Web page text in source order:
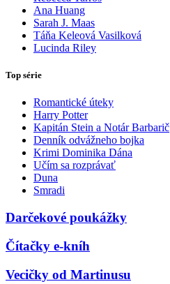
Ana Huang
Sarah J. Maas
Táňa Keleová Vasilková
Lucinda Riley
Top série
Romantické úteky
Harry Potter
Kapitán Stein a Notár Barbarič
Denník odvážneho bojka
Krimi Dominika Dána
Učím sa rozprávať
Duna
Smradi
Darčekové poukážky
Čítačky e-kníh
Vecičky od Martinusu